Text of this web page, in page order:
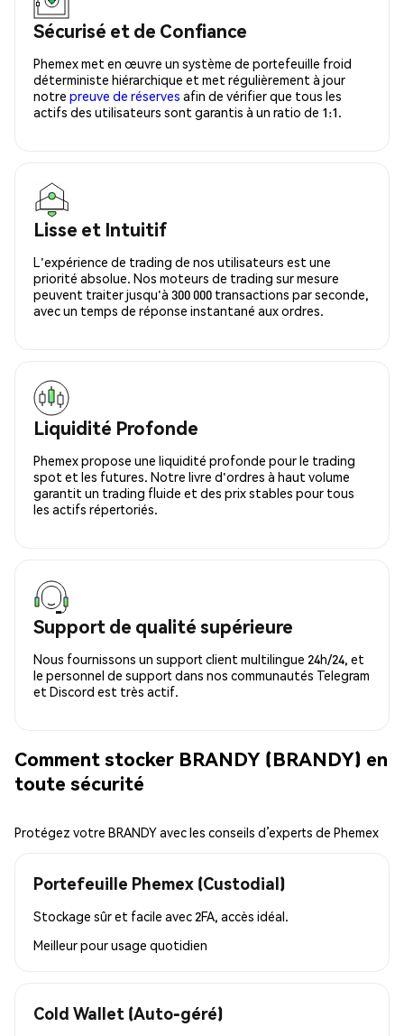
Sécurisé et de Confiance
Phemex met en œuvre un système de portefeuille froid
déterministe hiérarchique et met régulièrement à jour
notre preuve de réserves afin de vérifier que tous les
actifs des utilisateurs sont garantis à un ratio de 1:1.
Lisse et Intuitif
L'expérience de trading de nos utilisateurs est une
priorité absolue. Nos moteurs de trading sur mesure
peuvent traiter jusqu'à 300 000 transactions par seconde,
avec un temps de réponse instantané aux ordres.
Liquidité Profonde
Phemex propose une liquidité profonde pour le trading
spot et les futures. Notre livre d'ordres à haut volume
garantit un trading fluide et des prix stables pour tous
les actifs répertoriés.
Support de qualité supérieure
Nous fournissons un support client multilingue 24h/24, et
le personnel de support dans nos communautés Telegram
et Discord est très actif.
Comment stocker BRANDY (BRANDY) en
toute sécurité
Protégez votre BRANDY avec les conseils d’experts de Phemex
Portefeuille Phemex (Custodial)
Stockage sûr et facile avec 2FA, accès idéal.
Meilleur pourusage quotidien
Cold Wallet (Auto-géré)